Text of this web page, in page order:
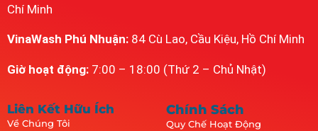
Chí Minh
VinaWash Phú Nhuận: 84 Cù Lao, Cầu Kiệu, Hồ Chí Minh
Giờ hoạt động: 7:00 – 18:00 (Thứ 2 – Chủ Nhật)
Liên Kết Hữu Ích
Về Chúng Tôi
Chính Sách
Quy Chế Hoạt Động